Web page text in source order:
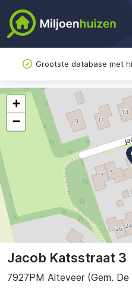
Grootste database met
Jacob Katsstraat 3
7927PM Alteveer (Gem. De
+
−